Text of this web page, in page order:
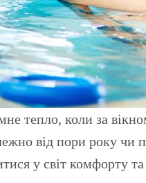
від пори року чи
у світ комфорту